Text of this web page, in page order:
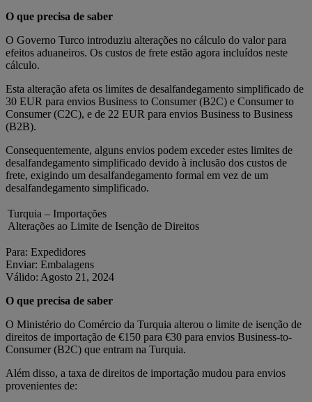
O que precisa de saber
O Governo Turco introduziu alterações no cálculo do valor para
efeitos aduaneiros. Os custos de frete estão agora incluídos neste
cálculo.
Esta alteração afeta os limites de desalfandegamento simplificado de
30 EUR para envios Business to Consumer (B2C) e Consumer to
Consumer (C2C), e de 22 EUR para envios Business to Business
(B2B).
Consequentemente, alguns envios podem exceder estes limites de
desalfandegamento simplificado devido à inclusão dos custos de
frete, exigindo um desalfandegamento formal em vez de um
desalfandegamento simplificado.
Turquia – Importações
Alterações ao Limite de Isenção de Direitos
Para: Expedidores
Enviar: Embalagens
Válido: Agosto 21, 2024
O que precisa de saber
O Ministério do Comércio da Turquia alterou o limite de isenção de
direitos de importação de €150 para €30 para envios Business-to-
Consumer (B2C) que entram na Turquia.
Além disso, a taxa de direitos de importação mudou para envios
provenientes de: